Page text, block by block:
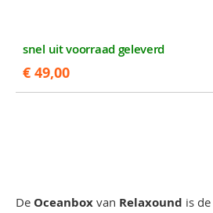
snel uit voorraad geleverd
€ 49,00
De Oceanbox van Relaxound is